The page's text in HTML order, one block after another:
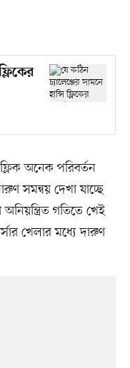
অনেক পরিবর্তন
সমন্বয় দেখা যাচ্ছে
গতিতে খেই
খেলার মধ্যে দারুণ